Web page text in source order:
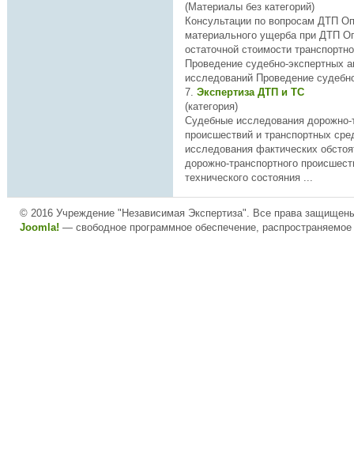
(Материалы без категорий)
Консультации по вопросам ДТП
материального ущерба при ДТП
остаточной стоимости транспортн
Проведение судебно-экспертных
исследований Проведение
7. Экспертиза ДТП и ТС
(категория)
Судебные исследования дорожно-
происшествий и транспортных
исследования фактических
дорожно-транспортного
технического состояния ...
© 2016 Учреждение "Независимая Экспертиза". Все права
Joomla! — свободное программное обеспечение,